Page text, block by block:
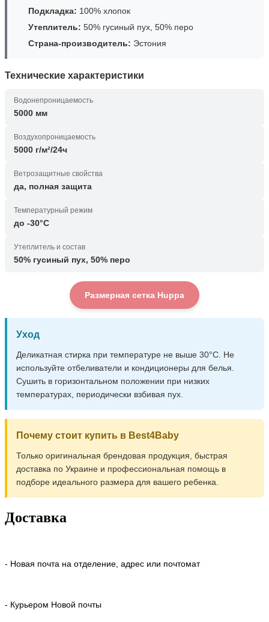
Подкладка: 100% хлопок
Утеплитель: 50% гусиный пух, 50% перо
Страна-производитель: Эстония
Технические характеристики
Водонепроницаемость
5000 мм
Воздухопроницаемость
5000 г/м²/24ч
Ветрозащитные свойства
да, полная защита
Температурный режим
до -30°C
Утеплитель и состав
50% гусиный пух, 50% перо
Размерная сетка Huppa
Уход
Деликатная стирка при температуре не выше 30°C. Не
используйте отбеливатели и кондиционеры для белья.
Сушить в горизонтальном положении при низких
температурах, периодически взбивая пух.
Почему стоит купить в Best4Baby
Только оригинальная брендовая продукция, быстрая
доставка по Украине и профессиональная помощь в
подборе идеального размера для вашего ребенка.
Доставка
- Новая почта на отделение, адрес или почтомат
- Курьером Новой почты